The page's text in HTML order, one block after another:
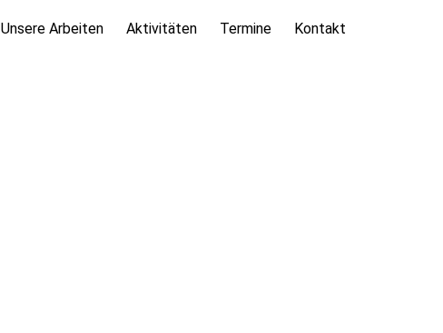
Unsere Arbeiten Aktivitäten Termine Kontakt